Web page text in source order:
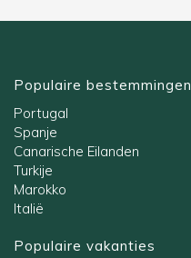
Populaire bestemmingen
Portugal
Spanje
Canarische Eilanden
Turkije
Marokko
Italië
Populaire vakanties